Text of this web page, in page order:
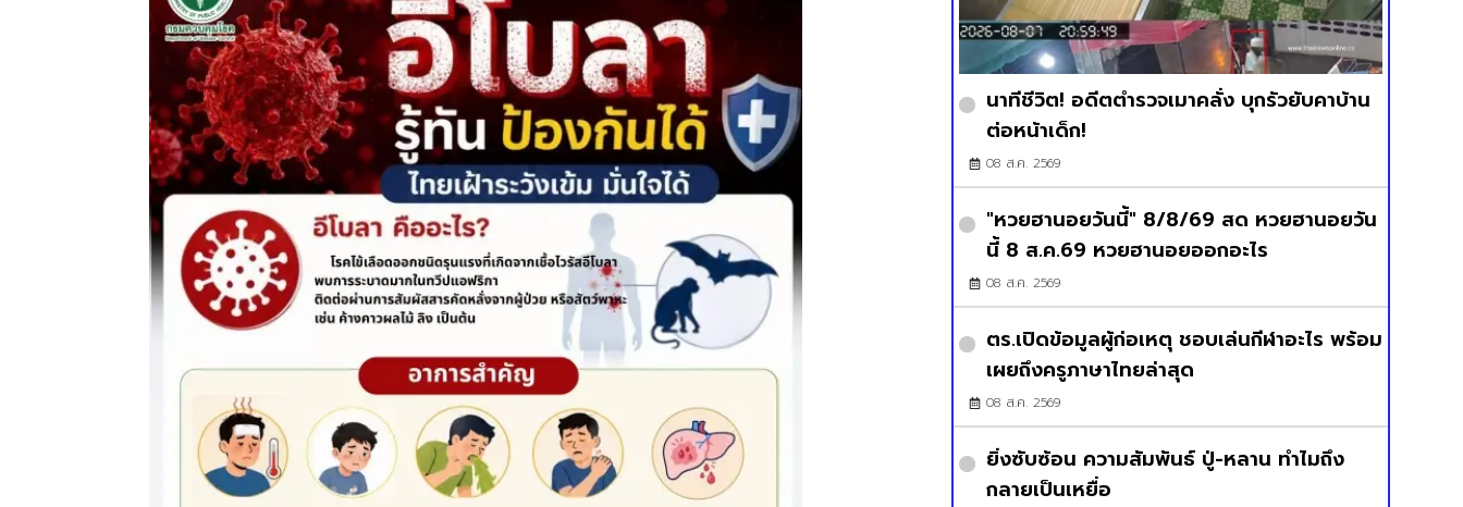
นาทีชีวิต! อดีตตำรวจเมาคลั่ง บุกรัวยับคาบ้าน
ต่อหน้าเด็ก!
08 ส.ค. 2569
"หวยฮานอยวันนี้" 8/8/69 สด หวยฮานอยวัน
นี้ 8 ส.ค.69 หวยฮานอยออกอะไร
08 ส.ค. 2569
ตร.เปิดข้อมูลผู้ก่อเหตุ ชอบเล่นกีฬาอะไร พร้อม
เผยถึงครูภาษาไทยล่าสุด
08 ส.ค. 2569
ยิ่งซับซ้อน ความสัมพันธ์ ปู่-หลาน ทำไมถึง
กลายเป็นเหยื่อ